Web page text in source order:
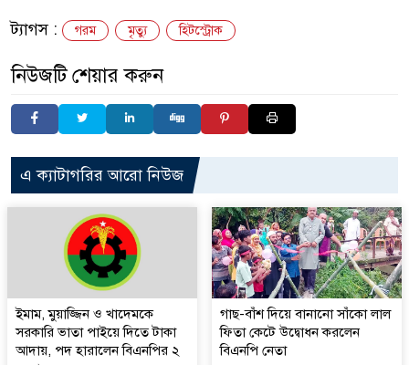
ট্যাগস :
গরম মৃত্যু হিটস্ট্রোক
নিউজটি শেয়ার করুন
এ ক্যাটাগরির আরো নিউজ
ইমাম, মুয়াজ্জিন ও খাদেমকে
সরকারি ভাতা পাইয়ে দিতে টাকা
আদায়, পদ হারালেন বিএনপির ২
গাছ-বাঁশ দিয়ে বানানো সাঁকো লাল
ফিতা কেটে উদ্বোধন করলেন
বিএনপি নেতা